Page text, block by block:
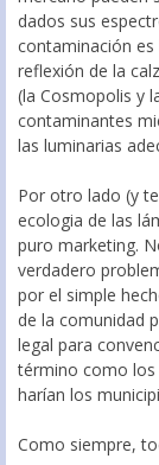
dados sus
contaminación
reflexión de la
(la Cosmopolis y
contaminantes
las luminarias
Por otro lado (y
ecologia de las
puro marketing.
verdadero
por el simple
de la comunidad
legal para
término como los
harían los
Como siempre,